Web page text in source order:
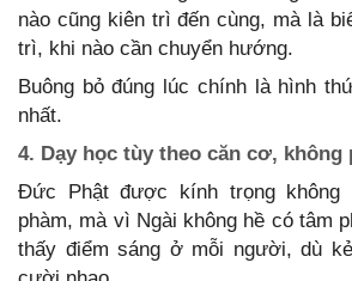
nào cũng kiên trì đến cùng, mà là
trì, khi nào cần chuyển hướng.
Buông bỏ đúng lúc chính là hình
nhất.
4. Dạy học tùy theo căn cơ, không
Đức Phật được kính trọng không
phàm, mà vì Ngài không hề có tâm
thấy điểm sáng ở mỗi người, dù